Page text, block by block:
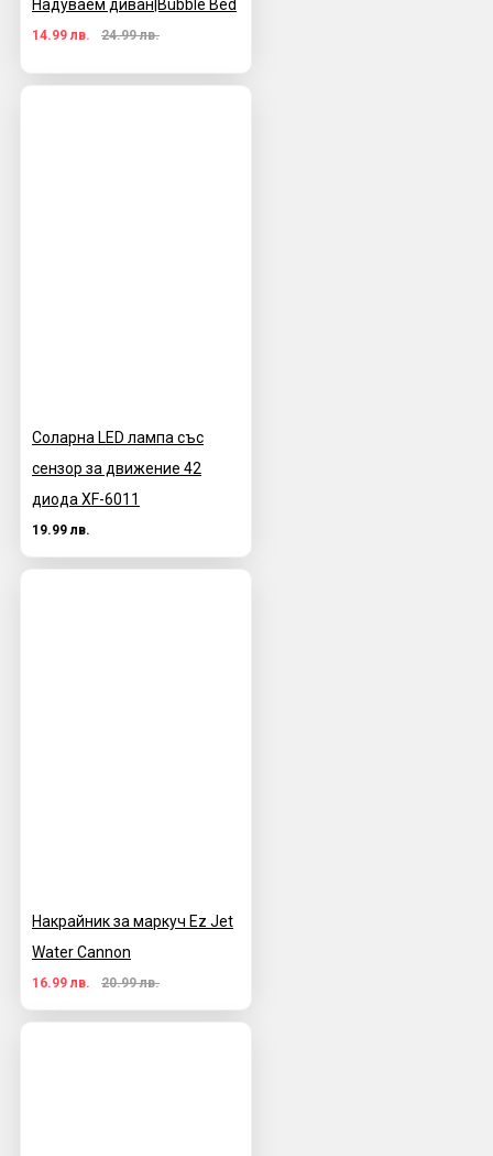
Надуваем диван|Bubble Bed
14.99 лв. 24.99 лв.
Соларна LED лампа със
сензор за движение 42
диода XF-6011
19.99 лв.
Накрайник за маркуч Ez Jet
Water Cannon
16.99 лв. 20.99 лв.